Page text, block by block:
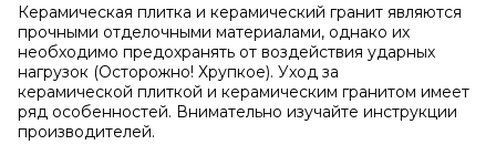
Керамическая плитка и керамический гранит являются
прочными отделочными материалами, однако их
необходимо предохранять от воздействия ударных
нагрузок (Осторожно! Хрупкое). Уход за
керамической плиткой и керамическим гранитом имеет
ряд особенностей. Внимательно изучайте инструкции
производителей.